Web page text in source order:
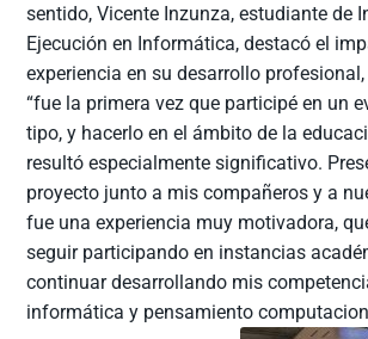
sentido, Vicente Inzunza, estudiante de
Ejecución en Informática, destacó el
experiencia en su desarrollo
“fue la primera vez que participé en un
tipo, y hacerlo en el ámbito de la
resultó especialmente significativo.
proyecto junto a mis compañeros y a
fue una experiencia muy motivadora,
seguir participando en instancias
continuar desarrollando mis
informática y pensamiento